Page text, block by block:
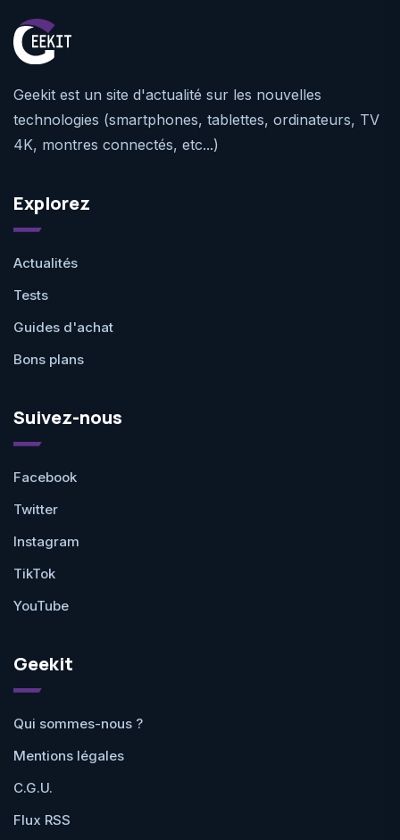
Geekit est un site d'actualité sur les nouvelles
technologies (smartphones, tablettes, ordinateurs, TV
4K, montres connectés, etc...)
Explorez
Actualités
Tests
Guides d'achat
Bons plans
Suivez-nous
Facebook
Twitter
Instagram
TikTok
YouTube
Geekit
Qui sommes-nous ?
Mentions légales
C.G.U.
Flux RSS